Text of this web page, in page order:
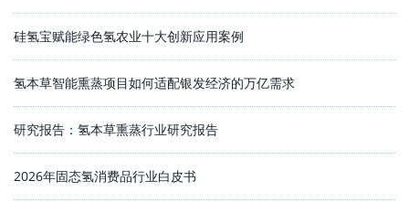
硅氢宝赋能绿色氢农业十大创新应用案例
氢本草智能熏蒸项目如何适配银发经济的万亿需求
研究报告：氢本草熏蒸行业研究报告
2026年固态氢消费品行业白皮书